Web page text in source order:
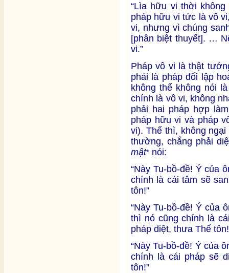
“Lìa hữu vi thời
pháp hữu vi tức là vô
vi, nhưng vì chúng
[phân biệt thuyết]. …
vi.”
Pháp vô vi là thật
phải là pháp đối lập
không thể không nói
chính là vô vi, không
phải hai pháp hợp
pháp hữu vi và pháp
vi). Thế thì, không
thường, chẳng phải
mật* nói:
“Này Tu-bồ-đề! Ý của
chính là cái tâm sẽ
tôn!”
“Này Tu-bồ-đề! Ý của
thì nó cũng chính là
pháp diệt, thưa Thế
“Này Tu-bồ-đề! Ý của
chính là cái pháp sẽ
tôn!”